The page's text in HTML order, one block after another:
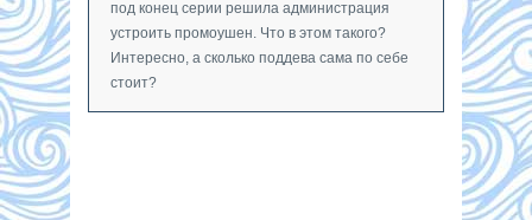
под конец серии решила администрация
устроить промоушен. Что в этом такого?
Интересно, а сколько поддева сама по себе
стоит?